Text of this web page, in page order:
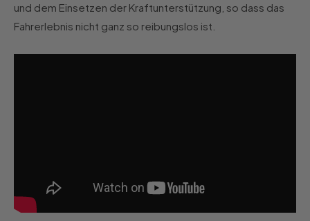
und dem Einsetzen der Kraftunterstützung, so dass das
Fahrerlebnis nicht ganz so reibungslos ist.